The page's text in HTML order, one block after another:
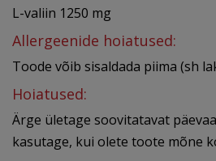
L-valiin 1250 mg
Allergeenide hoiatused:
Toode võib sisaldada piima (sh
Hoiatused:
Ärge ületage soovitatavat
kasutage, kui olete toote mõne